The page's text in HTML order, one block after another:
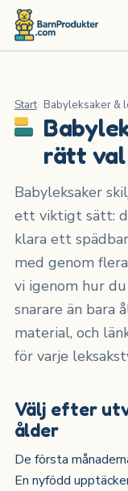
Start Babyleksaker &
rätt val
Babyleksaker
ett viktigt sätt:
klara ett
med genom
vi igenom hur
snarare än bara
material, och
för varje
Välj efter
ålder
De första
En nyfödd